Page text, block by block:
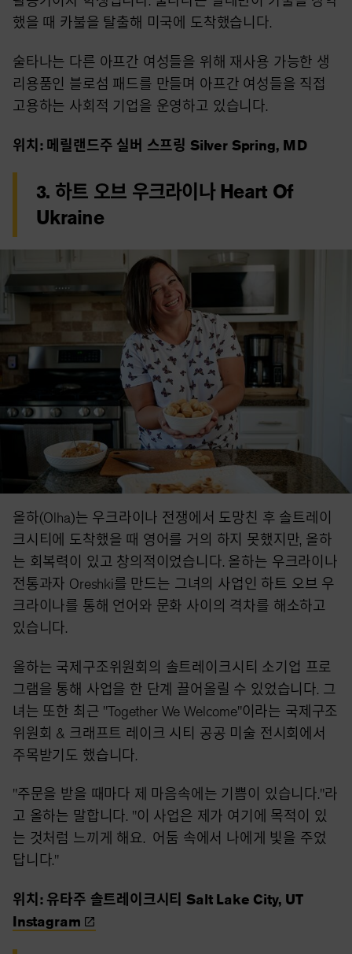
했을 때 카불을 탈출해 미국에 도착했습니다.
술타나는 다른 아프간 여성들을 위해 재사용 가능한 생
리용품인 블로섬 패드를 만들며 아프간 여성들을 직접
고용하는 사회적 기업을 운영하고 있습니다.
위치: 메릴랜드주 실버 스프링 Silver Spring, MD
3. 하트 오브 우크라이나 Heart Of
Ukraine
올하(Olha)는 우크라이나 전쟁에서 도망친 후 솔트레이
크시티에 도착했을 때 영어를 거의 하지 못했지만, 올하
는 회복력이 있고 창의적이었습니다. 올하는 우크라이나
전통과자 Oreshki를 만드는 그녀의 사업인 하트 오브 우
크라이나를 통해 언어와 문화 사이의 격차를 해소하고
있습니다.
올하는 국제구조위원회의 솔트레이크시티 소기업 프로
그램을 통해 사업을 한 단계 끌어올릴 수 있었습니다. 그
녀는 또한 최근 "Together We Welcome"이라는 국제구조
위원회 & 크래프트 레이크 시티 공공 미술 전시회에서
주목받기도 했습니다.
"주문을 받을 때마다 제 마음속에는 기쁨이 있습니다."라
고 올하는 말합니다. "이 사업은 제가 여기에 목적이 있
는 것처럼 느끼게 해요. 어둠 속에서 나에게 빛을 주었
답니다."
위치: 유타주 솔트레이크시티 Salt Lake City, UT
Instagram